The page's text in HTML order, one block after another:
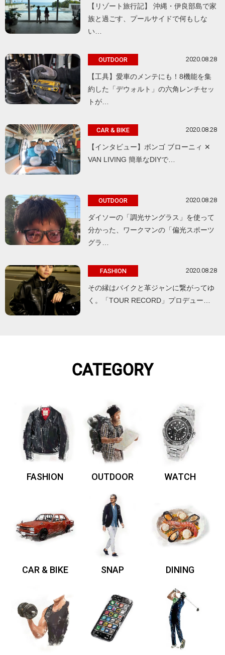
【リゾート旅行記】 沖縄・伊良部島で家
族と過ごす、プールサイドで何もしな
い…
OUTDOOR 2020.08.28
【工具】愛車のメンテにも！8機能を集
約した「デウォルト」の六角レンチセッ
トが…
CAR & BIKE 2020.08.28
【インタビュー】ボンゴ ブローニィ ✕
VAN LIVING 簡単なDIYで…
OUTDOOR 2020.08.28
ダイソーの「調光サングラス」を使って
分かった、ワークマンの「偏光スポーツ
グラ…
FASHION 2020.08.28
その縁はバイクと革ジャンに繋がってゆ
く。「TOUR RECORD」プロデュー…
CATEGORY
FASHION OUTDOOR WATCH
CAR & BIKE SNAP DINING